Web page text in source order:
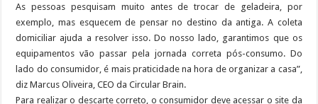
As pessoas pesquisam muito antes de trocar de geladeira, por
exemplo, mas esquecem de pensar no destino da antiga. A coleta
domiciliar ajuda a resolver isso. Do nosso lado, garantimos que os
equipamentos vão passar pela jornada correta pós-consumo. Do
lado do consumidor, é mais praticidade na hora de organizar a casa”,
diz Marcus Oliveira, CEO da Circular Brain.
Para realizar o descarte correto, o consumidor deve acessar o site da